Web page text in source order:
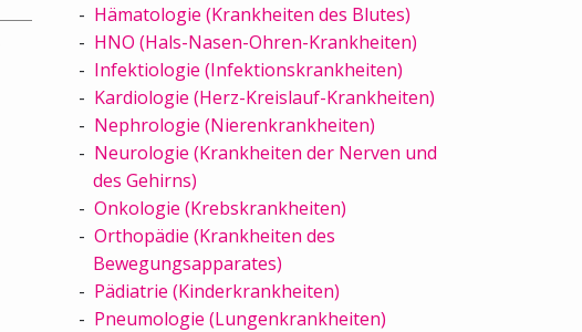
Hämatologie (Krankheiten des Blutes)
HNO (Hals-Nasen-Ohren-Krankheiten)
Infektiologie (Infektionskrankheiten)
Kardiologie (Herz-Kreislauf-Krankheiten)
Nephrologie (Nierenkrankheiten)
Neurologie (Krankheiten der Nerven und
des Gehirns)
Onkologie (Krebskrankheiten)
Orthopädie (Krankheiten des
Bewegungsapparates)
Pädiatrie (Kinderkrankheiten)
Pneumologie (Lungenkrankheiten)